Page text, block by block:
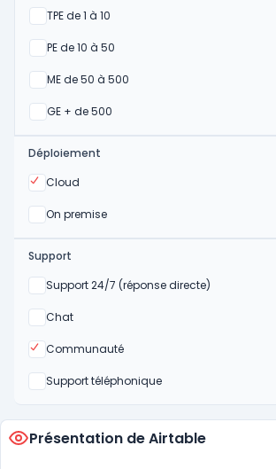
TPE de 1 à 10
Oui
PE de 10 à 50
Oui
ME de 50 à 500
Oui
GE + de 500
Oui
Déploiement
Cloud
Oui
On premise
Oui
Support
Support 24/7 (réponse directe)
Non
Chat
Non
Communauté
Oui
Support téléphonique
Non
Présentation de Airtable